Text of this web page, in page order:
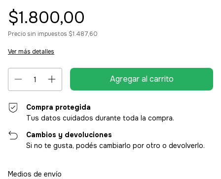
$1.800,00
Precio sin impuestos $1.487,60
Ver más detalles
Compra protegida
Tus datos cuidados durante toda la compra.
Cambios y devoluciones
Si no te gusta, podés cambiarlo por otro o devolverlo.
Entregas para el CP:
Medios de envío